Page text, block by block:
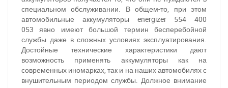
специальном обслуживании. В общем-то, при этом
автомобильные аккумуляторы energizer 554 400
053 явно имеют большой термин бесперебойной
службы даже в сложных условиях эксплуатирования.
Достойные технические характеристики дают
возможность применять аккумуляторы как на
современных иномарках, так и на наших автомобилях с
внушительным периодом службы. Должное внимание